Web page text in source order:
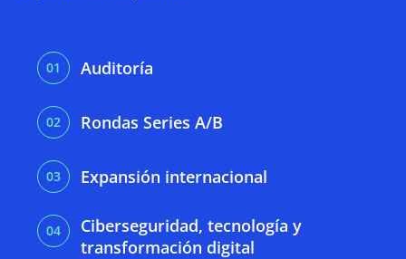
Auditoría
Rondas Series A/B
Expansión internacional
Ciberseguridad, tecnología y
transformación digital